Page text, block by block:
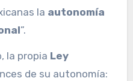
la autonomía
”.
la propia Ley
de su autonomía: